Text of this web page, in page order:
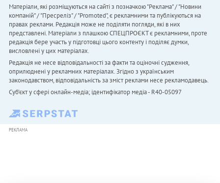
Матеріали, які розміщуються на сайті з позначкою "Реклама" / "Новини
компаній" / "Пресреліз" / "Promoted", є рекламними та публікуються на
правах реклами. Редакція може не поділяти погляди, які в них
представлені. Матеріали з плашкою СПЕЦПРОЄКТ є рекламними, проте
редакція бере участь у підготовці цього контенту і поділяє думки,
висловлені у цих матеріалах.
Редакція не несе відповідальності за факти та оціночні судження,
оприлюднені у рекламних матеріалах. Згідно з українським
законодавством, відповідальність за зміст реклами несе рекламодавець.
Cуб'єкт у сфері онлайн-медіа; ідентифікатор медіа - R40-05097
РЕКЛАМА